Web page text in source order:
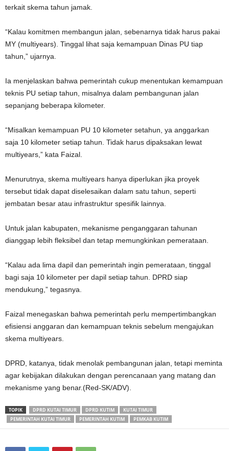
terkait skema tahun jamak.
“Kalau komitmen membangun jalan, sebenarnya tidak harus pakai
MY (multiyears). Tinggal lihat saja kemampuan Dinas PU tiap
tahun,” ujarnya.
Ia menjelaskan bahwa pemerintah cukup menentukan kemampuan
teknis PU setiap tahun, misalnya dalam pembangunan jalan
sepanjang beberapa kilometer.
“Misalkan kemampuan PU 10 kilometer setahun, ya anggarkan
saja 10 kilometer setiap tahun. Tidak harus dipaksakan lewat
multiyears,” kata Faizal.
Menurutnya, skema multiyears hanya diperlukan jika proyek
tersebut tidak dapat diselesaikan dalam satu tahun, seperti
jembatan besar atau infrastruktur spesifik lainnya.
Untuk jalan kabupaten, mekanisme penganggaran tahunan
dianggap lebih fleksibel dan tetap memungkinkan pemerataan.
“Kalau ada lima dapil dan pemerintah ingin pemerataan, tinggal
bagi saja 10 kilometer per dapil setiap tahun. DPRD siap
mendukung,” tegasnya.
Faizal menegaskan bahwa pemerintah perlu mempertimbangkan
efisiensi anggaran dan kemampuan teknis sebelum mengajukan
skema multiyears.
DPRD, katanya, tidak menolak pembangunan jalan, tetapi meminta
agar kebijakan dilakukan dengan perencanaan yang matang dan
mekanisme yang benar.(Red-SK/ADV).
TOPIK DPRD KUTAI TIMUR DPRD KUTIM
KUTAI TIMUR
PEMERINTAH KUTAI TIMUR
PEMERINTAH KUTIM PEMKAB KUTIM